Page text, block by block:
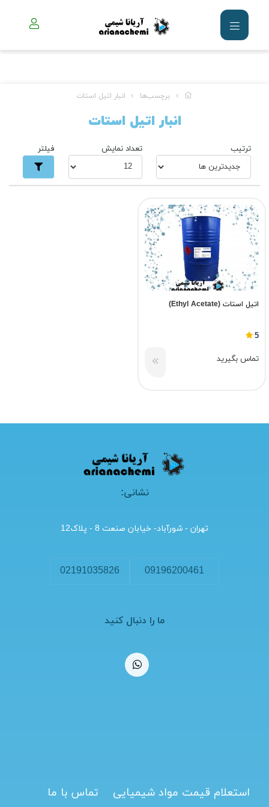
برچسب‌ها انبار اتیل استات
انبار اتیل استات
ترتیب تعداد نمایش فیلتر
اتیل استات (Ethyl Acetate)
5
تماس بگیرید
نشانی:
تهران - شورآباد- خیابان صنعت 8 - پلاک12
09196200461
02191035826
ما را دنبال کنید
استعلام قیمت مواد شیمیایی تماس با ما